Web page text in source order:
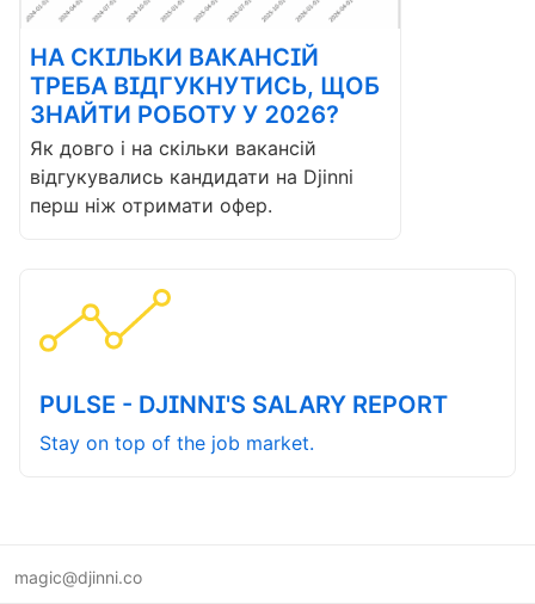
НА СКІЛЬКИ ВАКАНСІЙ
ТРЕБА ВІДГУКНУТИСЬ, ЩОБ
ЗНАЙТИ РОБОТУ У 2026?
Як довго і на скільки вакансій
відгукувались кандидати на Djinni
перш ніж отримати офер.
PULSE - DJINNI'S SALARY REPORT
Stay on top of the job market.
magic@djinni.co